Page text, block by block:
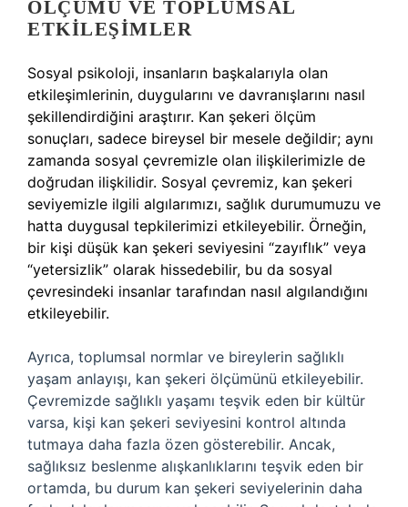
ÖLÇÜMÜ VE TOPLUMSAL
ETKILEŞIMLER
Sosyal psikoloji, insanların başkalarıyla olan
etkileşimlerinin, duygularını ve davranışlarını nasıl
şekillendirdiğini araştırır. Kan şekeri ölçüm
sonuçları, sadece bireysel bir mesele değildir; aynı
zamanda sosyal çevremizle olan ilişkilerimizle de
doğrudan ilişkilidir. Sosyal çevremiz, kan şekeri
seviyemizle ilgili algılarımızı, sağlık durumumuzu ve
hatta duygusal tepkilerimizi etkileyebilir. Örneğin,
bir kişi düşük kan şekeri seviyesini “zayıflık” veya
“yetersizlik” olarak hissedebilir, bu da sosyal
çevresindeki insanlar tarafından nasıl algılandığını
etkileyebilir.
Ayrıca, toplumsal normlar ve bireylerin sağlıklı
yaşam anlayışı, kan şekeri ölçümünü etkileyebilir.
Çevremizde sağlıklı yaşamı teşvik eden bir kültür
varsa, kişi kan şekeri seviyesini kontrol altında
tutmaya daha fazla özen gösterebilir. Ancak,
sağlıksız beslenme alışkanlıklarını teşvik eden bir
ortamda, bu durum kan şekeri seviyelerinin daha